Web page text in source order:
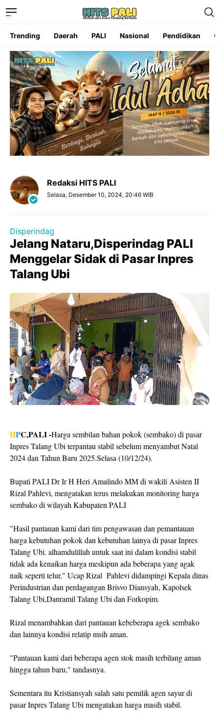
Trending Daerah PALI Nasional Pendidikan
Redaksi HITS PALI
Selasa, Desember 10, 2024, 20:46 WIB
Disperindag
Jelang Nataru,Disperindag PALI
Menggelar Sidak di Pasar Inpres
Talang Ubi
HPC,PALI -Harga sembilan bahan pokok (sembako) di pasar
Inpres Talang Ubi terpantau stabil sebelum menyambut Natal
2024 dan Tahun Baru 2025.Selasa (10/12/24).
Bupati PALI Dr Ir H Heri Amalindo MM di wakili Asisten II
Rizal Pahlevi, mengatakan terus melakukan monitoring harga
sembako di wilayah Kabupaten PALI
"Hasil pantauan kami dari tim pengawasan dan pemantauan
harga kebutuhan pokok dan kebutuhan lainya di pasar Inpres
Talang Ubi. alhamdulillah untuk saat ini dalam kondisi stabil
tidak ada kenaikan harga meskipun ada beberapa yang agak
naik seperti telur," Ucap Rizal Pahlevi didampingi Kepala dinas
Perindustrian dan perdagangan Brisvo Diansyah, Kapolsek
Talang Ubi,Danramil Talang Ubi dan Forkopim.
Rizal menambahkan dari pantauan kebeberapa agek sembako
dan lainnya kondisi relatip msih aman.
"Pantauan kami dari beberapa agen stok masih terbilang aman
hingga tahun baru," tandasnya.
Sementara itu Kristiansyah salah satu pemilik agen sayur di
pasar Inpres Talang Ubi mengatakan harga masih stabil.